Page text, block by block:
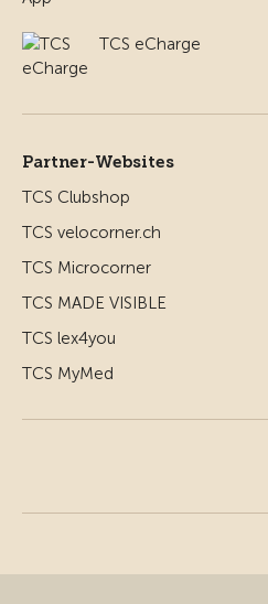
TCS eCharge
Partner-Websites
TCS Clubshop
TCS velocorner.ch
TCS Microcorner
TCS MADE VISIBLE
TCS lex4you
TCS MyMed